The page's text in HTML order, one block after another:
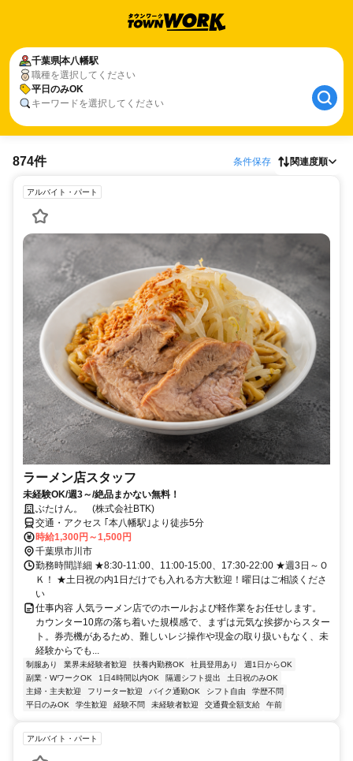
千葉県本八幡駅
職種を選択してください
平日のみOK
キーワードを選択してください
874件 条件保存 関連度順
アルバイト・パート
ラーメン店スタッフ
未経験OK/週3～/絶品まかない無料！
ぶたけん。 (株式会社BTK)
交通・アクセス ｢本八幡駅｣より徒歩5分
時給1,300円～1,500円
千葉県市川市
勤務時間詳細 ★8:30-11:00、11:00-15:00、17:30-22:00 ★週3日～Ｏ
Ｋ！ ★土日祝の内1日だけでも入れる方大歓迎！曜日はご相談くださ
い
仕事内容 人気ラーメン店でのホールおよび軽作業をお任せします。
カウンター10席の落ち着いた規模感で、まずは元気な挨拶からスター
ト。券売機があるため、難しいレジ操作や現金の取り扱いもなく、未
経験からでも...
制服あり 業界未経験者歓迎 扶養内勤務OK 社員登用あり
週1日からOK
副業・WワークOK
1日4時間以内OK 隔週シフト提出
土日祝のみOK
主婦・主夫歓迎
フリーター歓迎 バイク通勤OK シフト自由
学歴不問
平日のみOK
学生歓迎 経験不問 未経験者歓迎 交通費全額支給 午前
アルバイト・パート